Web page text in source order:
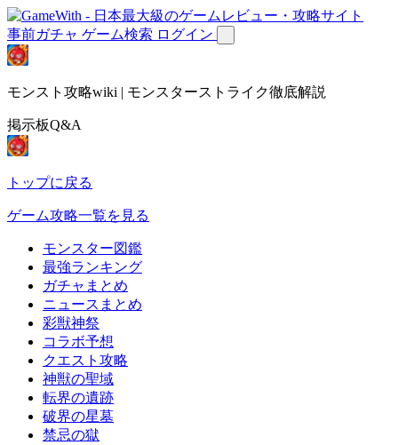
事前ガチャ ゲーム検索 ログイン
モンスト攻略wiki | モンスターストライク徹底解説
掲示板Q&A
トップに戻る
ゲーム攻略一覧を見る
モンスター図鑑
最強ランキング
ガチャまとめ
ニュースまとめ
彩獣神祭
コラボ予想
クエスト攻略
神獣の聖域
転界の遺跡
破界の星墓
禁忌の獄